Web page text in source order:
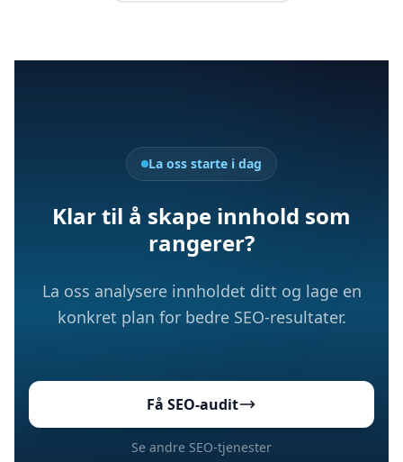
La oss starte i dag
Klar til å skape innhold som
rangerer?
La oss analysere innholdet ditt og lage en
konkret plan for bedre SEO-resultater.
Få SEO-audit
Se andre SEO-tjenester